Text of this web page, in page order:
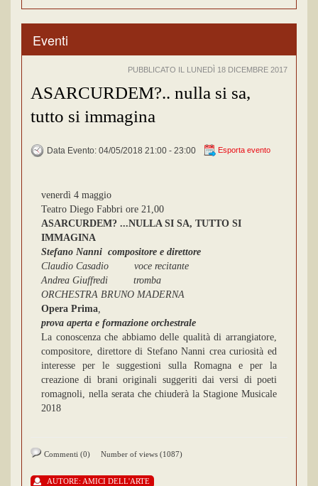
Eventi
PUBBLICATO IL LUNEDÌ 18 DICEMBRE 2017
ASARCURDEM?.. nulla si sa,
tutto si immagina
Data Evento: 04/05/2018 21:00 - 23:00 Esporta evento
venerdì 4 maggio
Teatro Diego Fabbri ore 21,00
ASARCURDEM? ...NULLA SI SA, TUTTO SI
IMMAGINA
Stefano Nanni compositore e direttore
Claudio Casadio voce recitante
Andrea Giuffredi tromba
ORCHESTRA BRUNO MADERNA
Opera Prima,
prova aperta e formazione orchestrale
La conoscenza che abbiamo delle qualità di arrangiatore,
compositore, direttore di Stefano Nanni crea curiosità ed
interesse per le suggestioni sulla Romagna e per la
creazione di brani originali suggeriti dai versi di poeti
romagnoli, nella serata che chiuderà la Stagione Musicale
2018
Commenti (0) Number of views (1087)
AUTORE: AMICI DELL'ARTE